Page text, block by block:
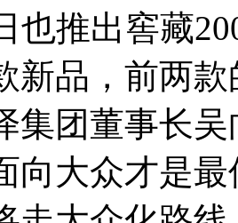
推出窖藏
新品，前两
集团董事长
向大众才是